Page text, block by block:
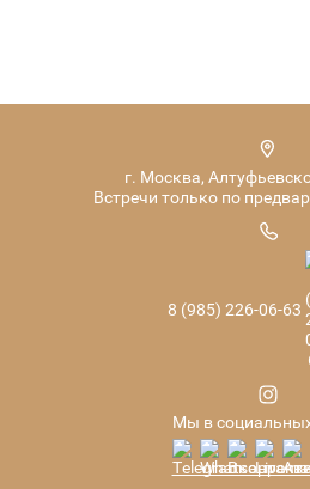
г. Москва,
Встречи только по
8 (985) 226-06-63
Мы в